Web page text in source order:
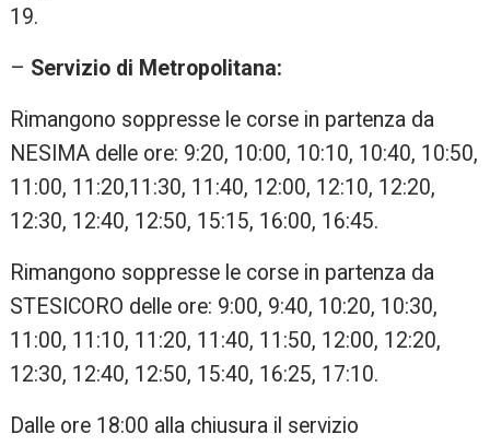
19.
– Servizio di Metropolitana:
Rimangono soppresse le corse in partenza da
NESIMA delle ore: 9:20, 10:00, 10:10, 10:40, 10:50,
11:00, 11:20,11:30, 11:40, 12:00, 12:10, 12:20,
12:30, 12:40, 12:50, 15:15, 16:00, 16:45.
Rimangono soppresse le corse in partenza da
STESICORO delle ore: 9:00, 9:40, 10:20, 10:30,
11:00, 11:10, 11:20, 11:40, 11:50, 12:00, 12:20,
12:30, 12:40, 12:50, 15:40, 16:25, 17:10.
Dalle ore 18:00 alla chiusura il servizio